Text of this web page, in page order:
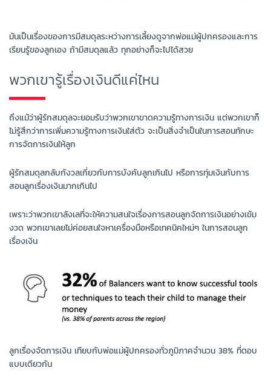
มันเป็นเรื่องของการมีสมดุลระหว่างการเลี้ยงดูจากพ่อแม่ผู้ปกครองและการ
เรียนรู้ของลูกเอง ถ้ามีสมดุลแล้ว ทุกอย่างก็จะไปได้สวย
พวกเขารู้เรื่องเงินดีแค่ไหน
ถึงแม้ว่าผู้รักสมดุลจะยอมรับว่าพวกเขาขาดความรู้ทางการเงิน แต่พวกเขาก็
ไม่รู้สึกว่าการเพิ่มความรู้ทางการเงินใส่ตัว จะเป็นสิ่งจำเป็นในการสอนทักษะ
การจัดการเงินให้ลูก
ผู้รักสมดุลกลับกังวลเกี่ยวกับการบังคับลูกเกินไป หรือการทุ่มเงินกับการ
สอนลูกเรื่องเงินมากเกินไป
เพราะว่าพวกเขาลังเลที่จะให้ความสนใจเรื่องการสอนลูกจัดการเงินอย่างเข้ม
งวด พวกเขาเลยไม่ค่อยสนใจหาเครื่องมือหรือเทคนิคใหม่ๆ ในการสอนลูก
เรื่องเงิน
ลูกเรื่องจัดการเงิน เทียบกับพ่อแม่ผู้ปกครองทั่วภูมิภาคจำนวน 38% ที่ตอบ
แบบเดียวกัน